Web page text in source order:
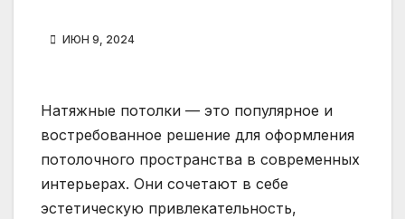
ИЮН 9, 2024
Натяжные потолки — это популярное и
востребованное решение для оформления
потолочного пространства в современных
интерьерах. Они сочетают в себе
эстетическую привлекательность,